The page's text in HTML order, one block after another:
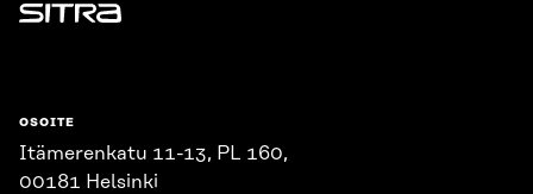
Sitra
OSOITE
Itämerenkatu 11-13, PL 160,
00181 Helsinki